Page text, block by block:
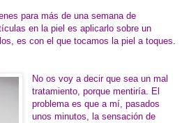
para más de una semana de
en la piel es aplicarlo sobre un
es con el que tocamos la piel a toques.
No os voy a decir que sea un mal
tratamiento, porque mentiría. El
problema es que a mí, pasados
unos minutos, la sensación de